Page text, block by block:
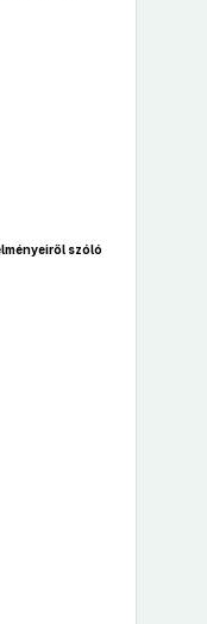
szóló